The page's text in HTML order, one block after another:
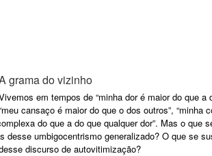
grama do vizinho
em tempos de “minha dor é maior do que a
cansaço é maior do que o dos outros”, “minha
do que a do que qualquer dor”. Mas o que
desse umbigocentrismo generalizado? O que se
discurso de autovitimização?